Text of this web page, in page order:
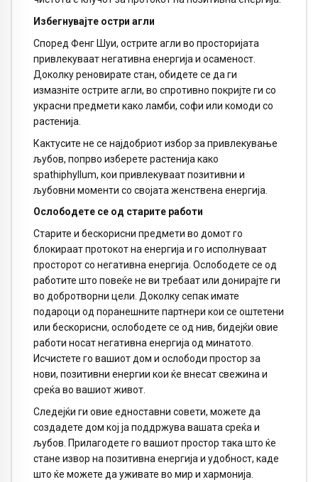
Избегнувајте остри агли
Според Фенг Шуи, острите агли во просторијата
привлекуваат негативна енергија и осаменост.
Доколку реновирате стан, обидете се да ги
измазнiте острите агли, во спротивно покријте ги со
украсни предмети како ламби, софи или комоди со
растенија.
Кактусите не се најдобриот избор за привлекување
љубов, попрво изберете растенија како
spathiphyllum, кои привлекуваат позитивни и
љубовни моменти со својата женствена енергија.
Ослободете се од старите работи
Старите и бескорисни предмети во домот го
блокираат протокот на енергија и го исполнуваат
просторот со негативна енергија. Ослободете се од
работите што повеќе не ви требаат или донирајте ги
во добротворни цели. Доколку сепак имате
подароци од поранешните партнери кои се оштетени
или бескорисни, ослободете се од нив, бидејќи овие
работи носат негативна енергија од минатото.
Исчистете го вашиот дом и ослободи простор за
нови, позитивни енергии кои ќе внесат свежина и
среќа во вашиот живот.
Следејќи ги овие едноставни совети, можете да
создадете дом кој ја поддржува вашата среќа и
љубов. Прилагодете го вашиот простор така што ќе
стане извор на позитивна енергија и удобност, каде
што ќе можете да уживате во мир и хармонија.